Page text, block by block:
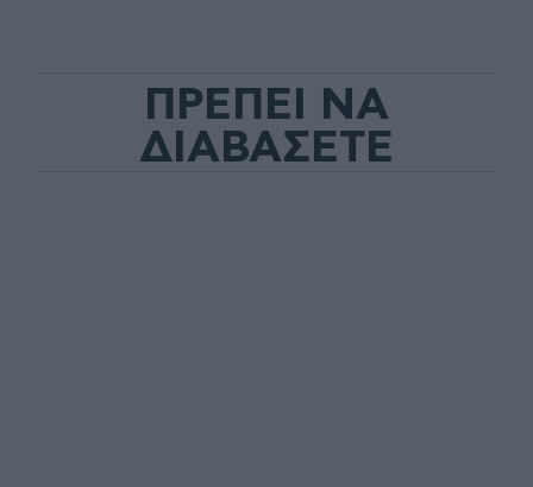
ΠΡΕΠΕΙ ΝΑ
ΔΙΑΒΑΣΕΤΕ